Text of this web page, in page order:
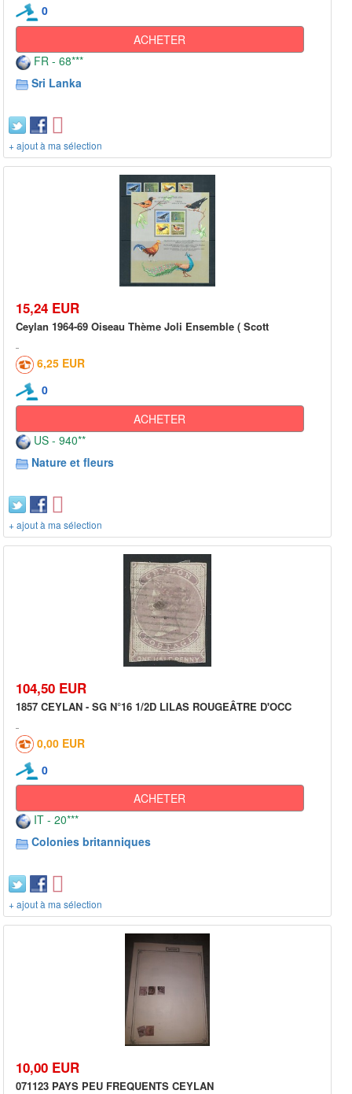
0
ACHETER
FR - 68***
Sri Lanka
+ ajout à ma sélection
15,24 EUR
Ceylan 1964-69 Oiseau Thème Joli Ensemble ( Scott
6,25 EUR
0
ACHETER
US - 940**
Nature et fleurs
+ ajout à ma sélection
104,50 EUR
1857 CEYLAN - SG N°16 1/2D LILAS ROUGEÂTRE D'OCC
0,00 EUR
0
ACHETER
IT - 20***
Colonies britanniques
+ ajout à ma sélection
10,00 EUR
071123 PAYS PEU FREQUENTS CEYLAN